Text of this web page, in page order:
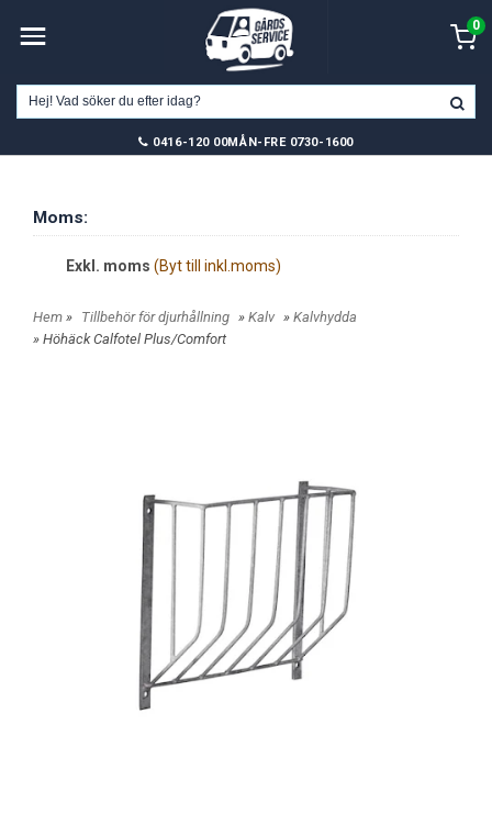
0
0416-120 00MÅN-FRE 0730-1600
Moms:
Exkl. moms (Byt till inkl.moms)
Hem » Tillbehör för djurhållning » Kalv » Kalvhydda
» Höhäck Calfotel Plus/Comfort